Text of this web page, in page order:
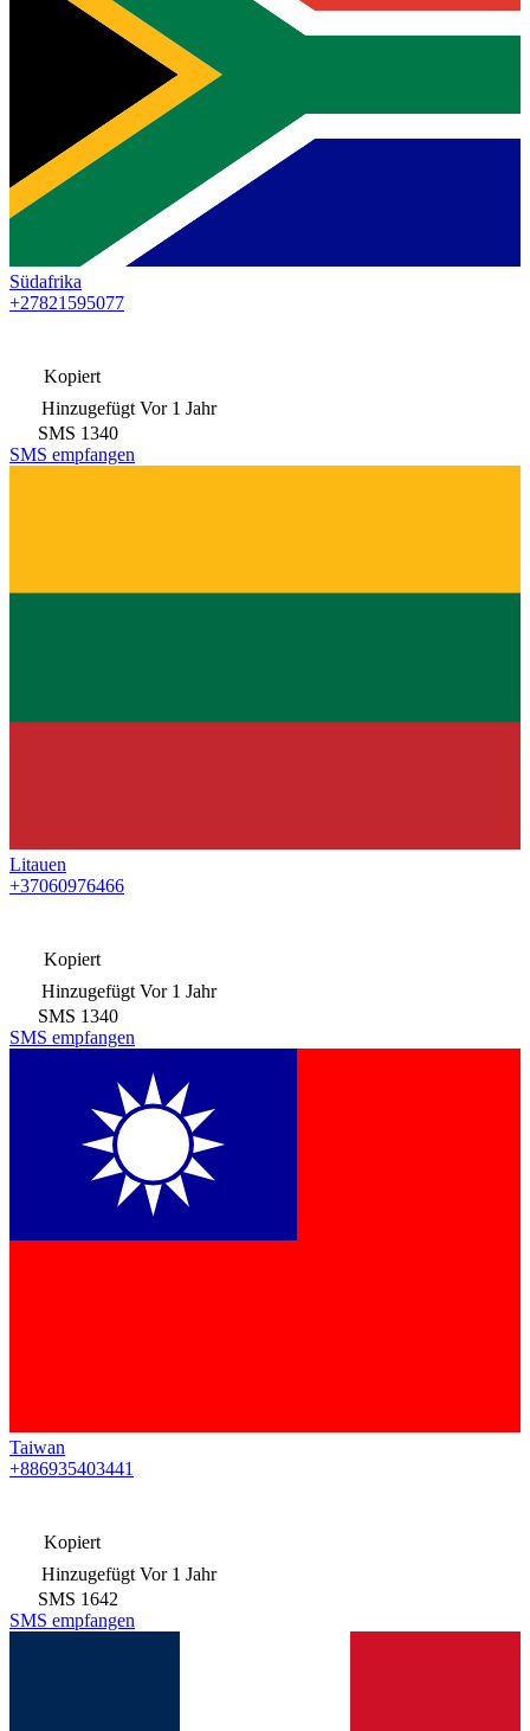
Südafrika
+27821595077
Kopiert
Hinzugefügt Vor 1 Jahr
SMS 1340
SMS empfangen
Litauen
+37060976466
Kopiert
Hinzugefügt Vor 1 Jahr
SMS 1340
SMS empfangen
Taiwan
+886935403441
Kopiert
Hinzugefügt Vor 1 Jahr
SMS 1642
SMS empfangen